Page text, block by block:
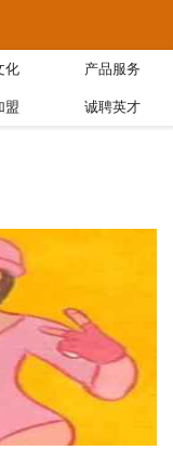
化 产品服务
盟 诚聘英才